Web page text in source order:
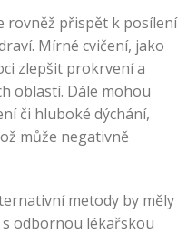
rovněž přispět k posílení
Mírné cvičení, jako
zlepšit prokrvení a
oblastí. Dále mohou
či hluboké dýchání,
může negativně
metody by měly
odbornou lékařskou